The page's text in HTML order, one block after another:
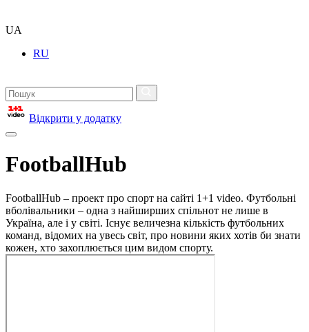
UA
RU
Відкрити у додатку
FootballHub
FootballHub – проект про спорт на сайті 1+1 video. Футбольні
вболівальники – одна з найширших спільнот не лише в
Україна, але і у світі. Існує величезна кількість футбольних
команд, відомих на увесь світ, про новини яких хотів би знати
кожен, хто захоплюється цим видом спорту.